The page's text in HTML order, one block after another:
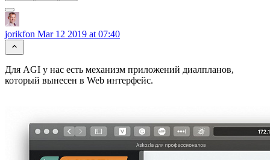
jorikfon Mar 12 2019 at 07:40
Для AGI у нас есть механизм приложений диалпланов,
который вынесен в Web интерфейс.